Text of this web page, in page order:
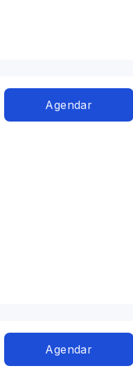
Agendar
Agendar